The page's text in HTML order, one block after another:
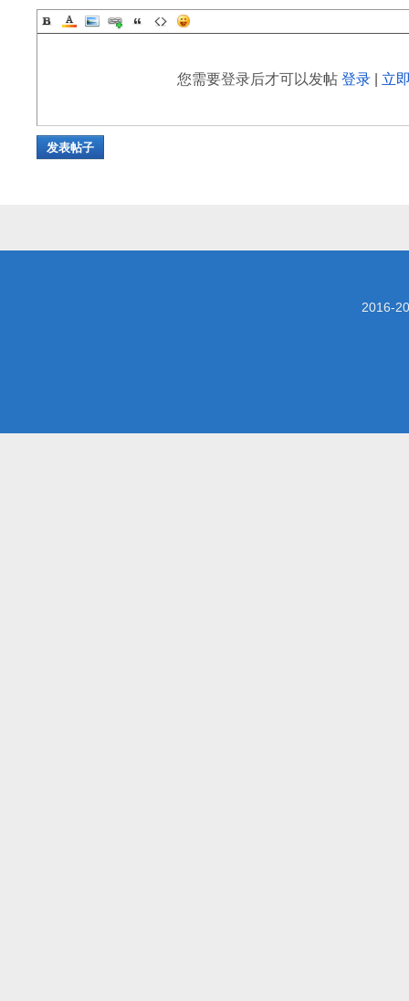
您需要登录后才可以发帖 登录| 立
发表帖子
2016-